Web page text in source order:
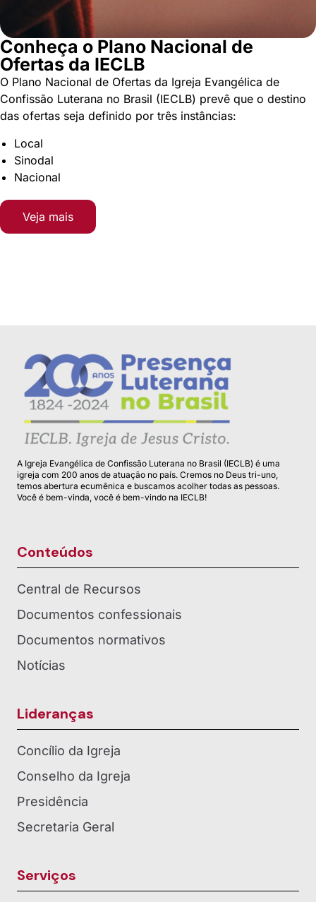
Conheça o Plano Nacional de
Ofertas da IECLB
O Plano Nacional de Ofertas da Igreja Evangélica de
Confissão Luterana no Brasil (IECLB) prevê que o destino
das ofertas seja definido por três instâncias:
Local
Sinodal
Nacional
Veja mais
A Igreja Evangélica de Confissão Luterana no Brasil (IECLB) é uma
igreja com 200 anos de atuação no país. Cremos no Deus tri-uno,
temos abertura ecumênica e buscamos acolher todas as pessoas.
Você é bem-vinda, você é bem-vindo na IECLB!
Conteúdos
Central de Recursos
Documentos confessionais
Documentos normativos
Notícias
Lideranças
Concílio da Igreja
Conselho da Igreja
Presidência
Secretaria Geral
Serviços